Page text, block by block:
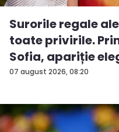
07 august 2026, 08:20
Surorile regale
toate privirile.
Sofia, apariție